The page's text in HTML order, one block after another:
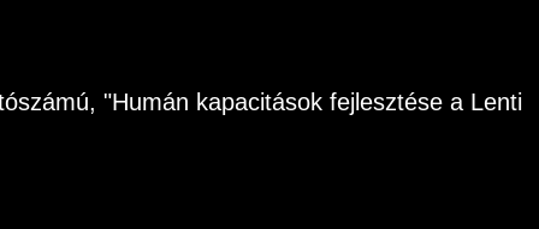
"Humán kapacitások fejlesztése a Lenti